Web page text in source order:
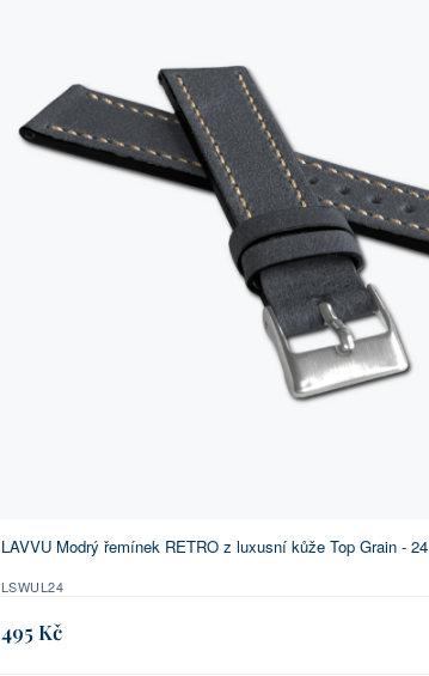
LAVVU Modrý řemínek RETRO z luxusní kůže Top Grain - 24
LSWUL24
495 Kč